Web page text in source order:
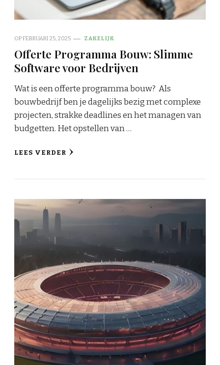
OPFEBRUARI 25, 2025 ZAKELIJK
Offerte Programma Bouw: Slimme
Software voor Bedrijven
Wat is een offerte programma bouw? Als
bouwbedrijf ben je dagelijks bezig met complexe
projecten, strakke deadlines en het managen van
budgetten. Het opstellen van …
LEES VERDER